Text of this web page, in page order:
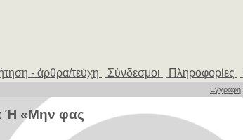
- άρθρα/τεύχη Σύνδεσμοι Πληροφορίες
Εγγραφή
Ή «Μην φας